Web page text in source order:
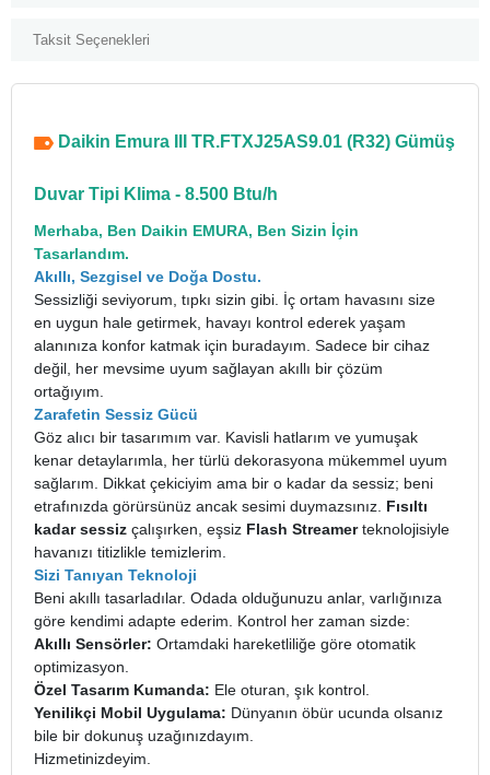
Taksit Seçenekleri
Daikin Emura III TR.FTXJ25AS9.01 (R32) Gümüş
Duvar Tipi Klima - 8.500 Btu/h
Merhaba, Ben Daikin EMURA, Ben Sizin İçin
Tasarlandım.
Akıllı, Sezgisel ve Doğa Dostu.
Sessizliği seviyorum, tıpkı sizin gibi. İç ortam havasını size
en uygun hale getirmek, havayı kontrol ederek yaşam
alanınıza konfor katmak için buradayım. Sadece bir cihaz
değil, her mevsime uyum sağlayan akıllı bir çözüm
ortağıyım.
Zarafetin Sessiz Gücü
Göz alıcı bir tasarımım var. Kavisli hatlarım ve yumuşak
kenar detaylarımla, her türlü dekorasyona mükemmel uyum
sağlarım. Dikkat çekiciyim ama bir o kadar da sessiz; beni
etrafınızda görürsünüz ancak sesimi duymazsınız. Fısıltı
kadar sessiz çalışırken, eşsiz Flash Streamerteknolojisiyle
havanızı titizlikle temizlerim.
Sizi Tanıyan Teknoloji
Beni akıllı tasarladılar. Odada olduğunuzu anlar, varlığınıza
göre kendimi adapte ederim. Kontrol her zaman sizde:
Akıllı Sensörler: Ortamdaki hareketliliğe göre otomatik
optimizasyon.
Özel Tasarım Kumanda: Ele oturan, şık kontrol.
Yenilikçi Mobil Uygulama: Dünyanın öbür ucunda olsanız
bile bir dokunuş uzağınızdayım.
Hizmetinizdeyim.